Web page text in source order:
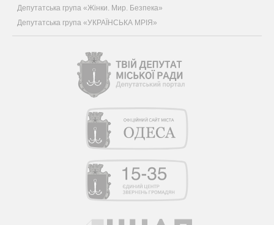
Депутатська група «Жінки. Мир. Безпека»
Депутатська група «УКРАЇНСЬКА МРІЯ»